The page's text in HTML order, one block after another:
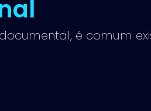
é comum